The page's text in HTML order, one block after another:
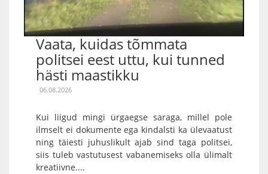
Vaata, kuidas tõmmata
politsei eest uttu, kui tunned
hästi maastikku
06.08.2026
Kui liigud mingi ürgaegse saraga, millel pole
ilmselt ei dokumente ega kindalsti ka ülevaatust
ning täiesti juhuslikult ajab sind taga politsei,
siis tuleb vastutusest vabanemiseks olla ülimalt
kreatiivne....